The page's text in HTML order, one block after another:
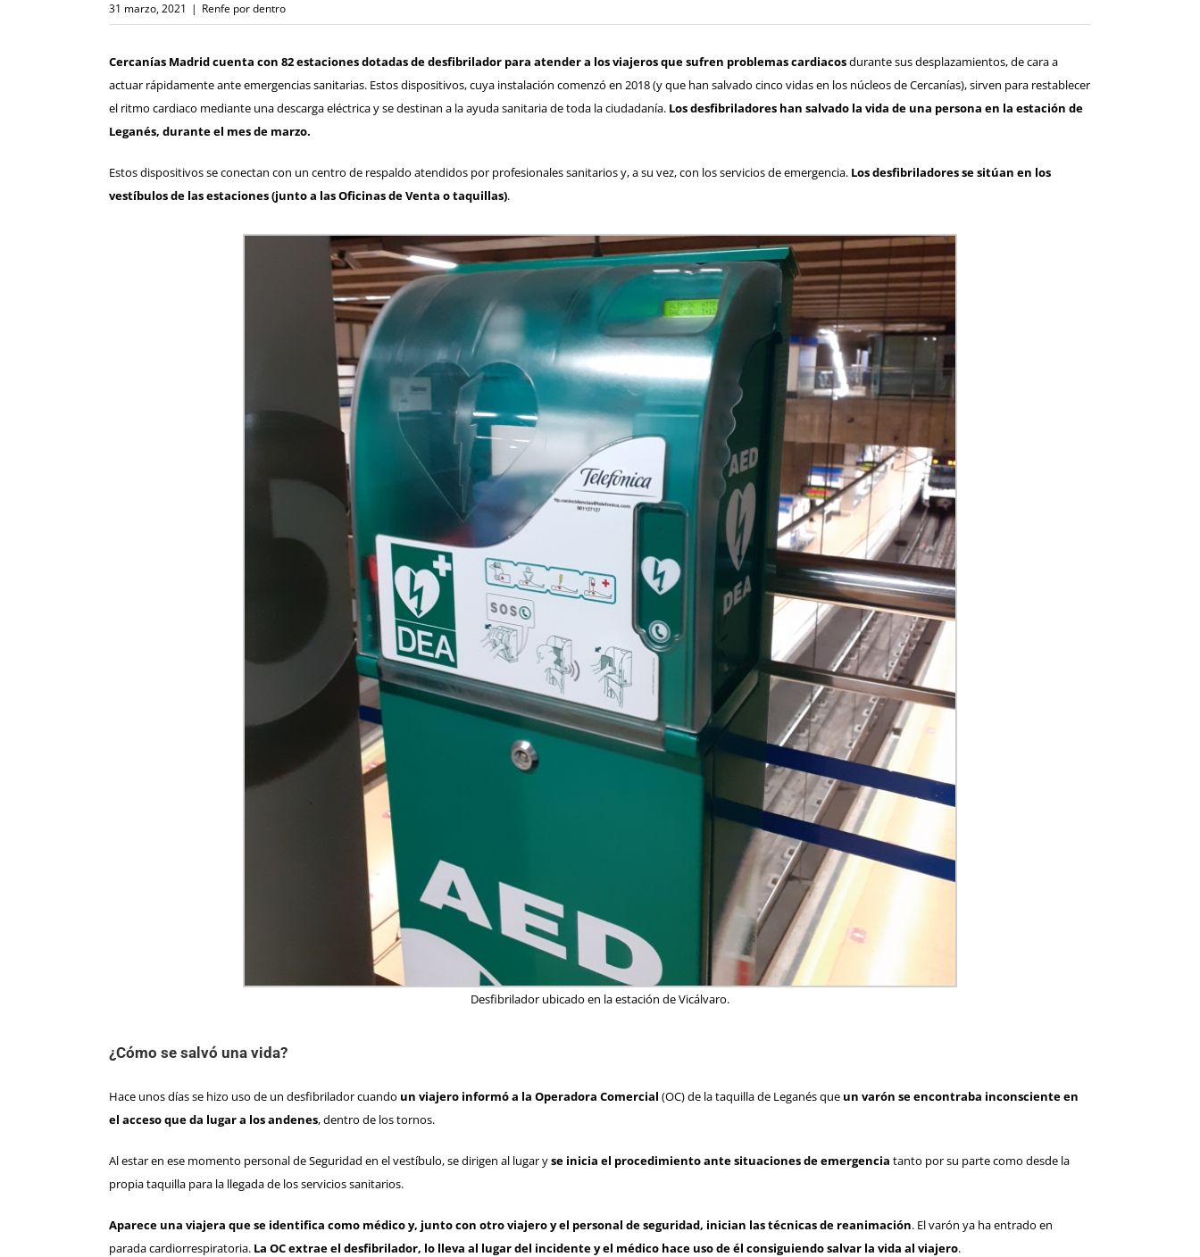
31 marzo, 2021 | Renfe por dentro
Cercanías Madridcuenta con 82 estaciones dotadas de desfibrilador para atender a los viajeros que sufren problemas cardiacosdurante sus desplazamientos, de cara a
actuar rápidamente ante emergencias sanitarias. Estos dispositivos, cuya instalación comenzó en 2018 (y que han salvado cinco vidas en los núcleos de Cercanías), sirven para restablecer
el ritmo cardiaco mediante una descarga eléctrica y se destinan a la ayuda sanitaria de toda la ciudadanía. Los desfibriladores han salvado la vida de una persona en la estación de
Leganés, durante el mes de marzo.
Estos dispositivos se conectan con un centro de respaldo atendidos por profesionales sanitarios y, a su vez, con los servicios de emergencia. Los desfibriladores se sitúan en los
vestíbulos de las estaciones (junto a las Oficinas de Venta o taquillas).
Desfibrilador ubicado en la estación de Vicálvaro.
¿Cómo se salvó una vida?
Hace unos días se hizo uso de un desfibrilador cuando un viajero informó a la Operadora Comercial (OC) de la taquilla de Leganés que un varón se encontraba inconsciente en
el acceso que da lugar a los andenes, dentro de los tornos.
Al estar en ese momento personal de Seguridad en el vestíbulo, se dirigen al lugar yse inicia el procedimiento ante situaciones de emergencia tanto por su parte como desde la
propia taquilla para la llegada de los servicios sanitarios.
Aparece una viajera que se identifica como médico y, junto con otro viajero y el personal de seguridad, inician las técnicas de reanimación. El varón ya ha entrado en
parada cardiorrespiratoria. La OC extrae el desfibrilador, lo lleva al lugar del incidente y el médico hace uso de él consiguiendo salvar la vida al viajero.